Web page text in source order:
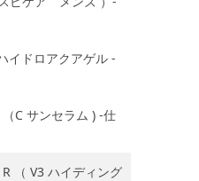
イドロアクアゲル -
C サンセラム ) -仕
（ V3 ハイディング